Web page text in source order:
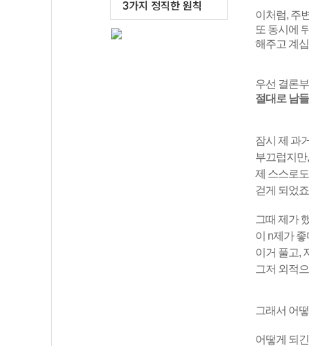
3가지 정직한 원칙
이처럼, 주
또 동시에
해주고 계
우선 결론
절대로 남
잠시 제 과
부끄럽지
제 스스로
걷게 되었
그때 제가
이 n제가
이거 풀고,
그저 외적
그래서 어
어떻게 되